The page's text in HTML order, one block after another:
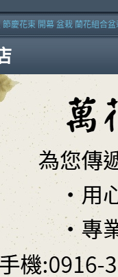
慶花束 開幕 盆栽 蘭花組合